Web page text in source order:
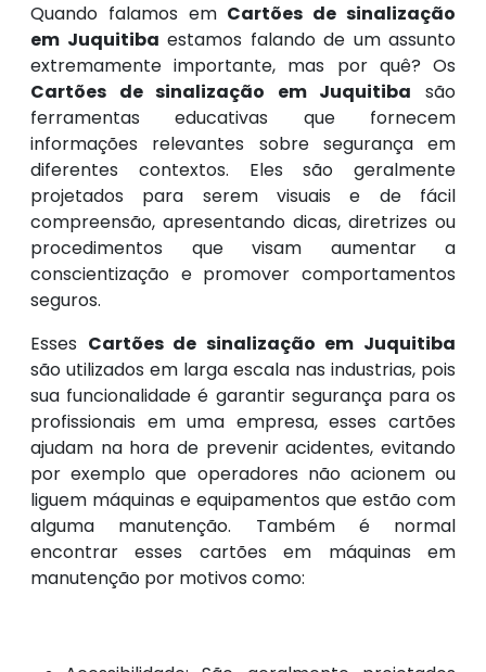
Quando falamos em Cartões de sinalização
em Juquitiba estamos falando de um assunto
extremamente importante, mas por quê? Os
Cartões de sinalização em Juquitiba são
ferramentas educativas que fornecem
informações relevantes sobre segurança em
diferentes contextos. Eles são geralmente
projetados para serem visuais e de fácil
compreensão, apresentando dicas, diretrizes ou
procedimentos que visam aumentar a
conscientização e promover comportamentos
seguros.
Esses Cartões de sinalização em Juquitiba
são utilizados em larga escala nas industrias, pois
sua funcionalidade é garantir segurança para os
profissionais em uma empresa, esses cartões
ajudam na hora de prevenir acidentes, evitando
por exemplo que operadores não acionem ou
liguem máquinas e equipamentos que estão com
alguma manutenção. Também é normal
encontrar esses cartões em máquinas em
manutenção por motivos como: